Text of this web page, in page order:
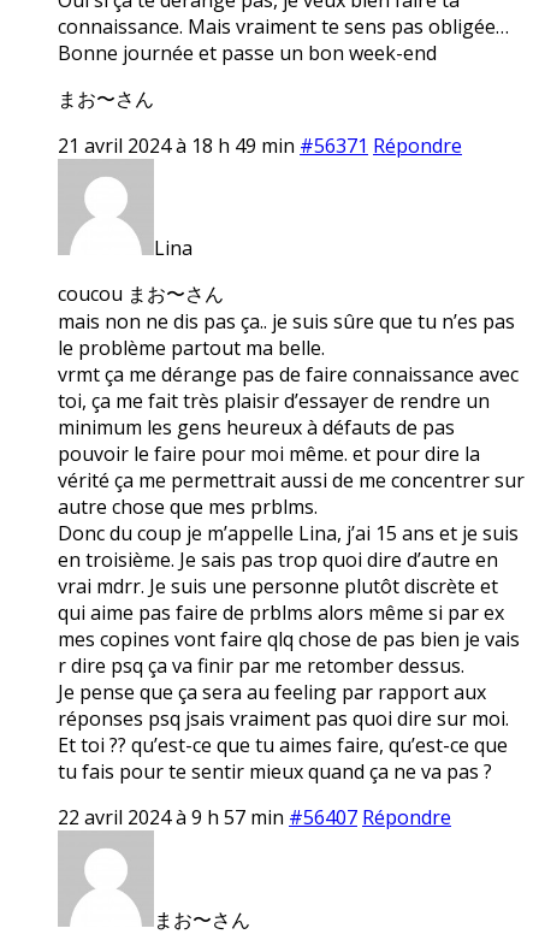
connaissance. Mais vraiment te sens pas obligée…
Bonne journée et passe un bon week-end
まお〜さん
21 avril 2024 à 18 h 49 min #56371 Répondre
Lina
coucou まお〜さん
mais non ne dis pas ça.. je suis sûre que tu n’es pas
le problème partout ma belle.
vrmt ça me dérange pas de faire connaissance avec
toi, ça me fait très plaisir d’essayer de rendre un
minimum les gens heureux à défauts de pas
pouvoir le faire pour moi même. et pour dire la
vérité ça me permettrait aussi de me concentrer sur
autre chose que mes prblms.
Donc du coup je m’appelle Lina, j’ai 15 ans et je suis
en troisième. Je sais pas trop quoi dire d’autre en
vrai mdrr. Je suis une personne plutôt discrète et
qui aime pas faire de prblms alors même si par ex
mes copines vont faire qlq chose de pas bien je vais
r dire psq ça va finir par me retomber dessus.
Je pense que ça sera au feeling par rapport aux
réponses psq jsais vraiment pas quoi dire sur moi.
Et toi ?? qu’est-ce que tu aimes faire, qu’est-ce que
tu fais pour te sentir mieux quand ça ne va pas ?
22 avril 2024 à 9 h 57 min #56407 Répondre
まお〜さん